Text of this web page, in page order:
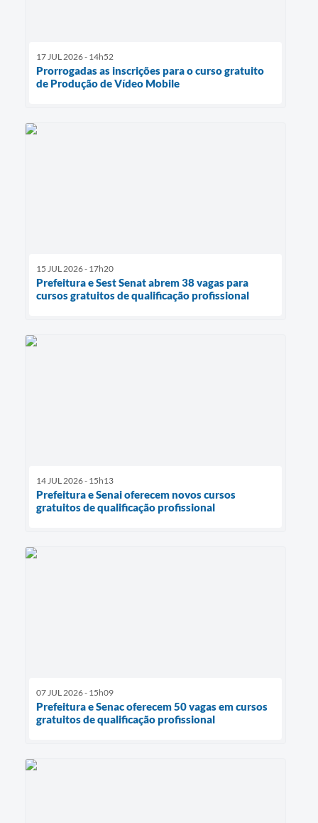
17 JUL 2026 - 14h52
Prorrogadas as inscrições para o curso gratuito
de Produção de Vídeo Mobile
15 JUL 2026 - 17h20
Prefeitura e Sest Senat abrem 38 vagas para
cursos gratuitos de qualificação profissional
14 JUL 2026 - 15h13
Prefeitura e Senai oferecem novos cursos
gratuitos de qualificação profissional
07 JUL 2026 - 15h09
Prefeitura e Senac oferecem 50 vagas em cursos
gratuitos de qualificação profissional